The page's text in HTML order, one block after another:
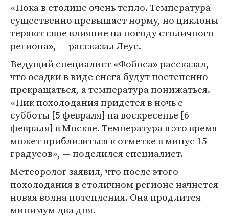
«Пока в столице очень тепло. Температура
существенно превышает норму, но циклоны
теряют свое влияние на погоду столичного
региона», — рассказал Леус.
Ведущий специалист «Фобоса» рассказал,
что осадки в виде снега будут постепенно
прекращаться, а температура понижаться.
«Пик похолодания придется в ночь с
субботы [5 февраля] на воскресенье [6
февраля] в Москве. Температура в это время
может приблизиться к отметке в минус 15
градусов», — поделился специалист.
Метеоролог заявил, что после этого
похолодания в столичном регионе начнется
новая волна потепления. Она продлится
минимум два дня.